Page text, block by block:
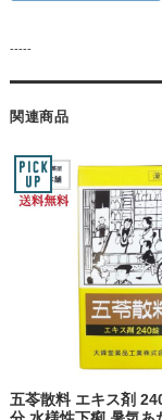
-----
関連商品
五苓散料 エキス剤